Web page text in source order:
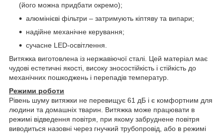
(його можна придбати окремо);
алюмінієві фільтри – затримують кіптяву та випари;
надійне механічне керування;
сучасне LED-освітлення.
Витяжка виготовлена ​​із нержавіючої сталі. Цей матеріал має
чудові естетичні якості, високу зносостійкість і стійкість до
механічних пошкоджень і перепадів температур.
Режими роботи
Рівень шуму витяжки не перевищує 61 дБ і є комфортним для
людини та домашніх тварин. Витяжка може працювати в
режимі відведення повітря, при якому забруднене повітря
виводиться назовні через гнучкий трубопровід, або в режимі